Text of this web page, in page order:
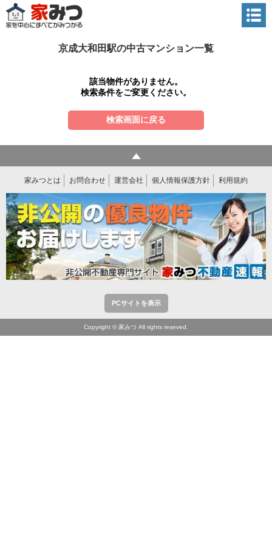
京成大和田駅の中古マンション一覧
該当物件がありません。
検索条件をご変更ください。
検索画面に戻る
家みつとは お問合わせ 運営会社 個人情報保護方針 利用規約
PCサイトを表示
Copyright © 家みつ All rights reseved.